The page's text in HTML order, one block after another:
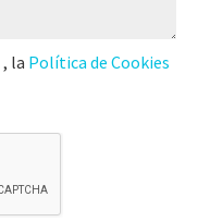
, la Política de Cookies